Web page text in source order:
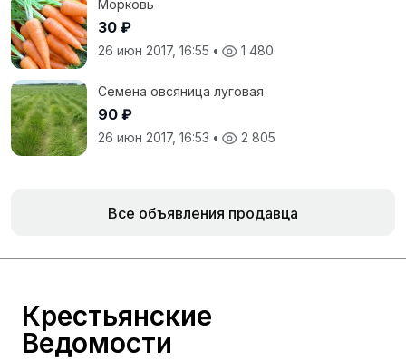
Морковь
30 ₽
26 июн 2017, 16:55 • 1 480
Семена овсяница луговая
90 ₽
26 июн 2017, 16:53 • 2 805
Все объявления продавца
Крестьянские
Ведомости